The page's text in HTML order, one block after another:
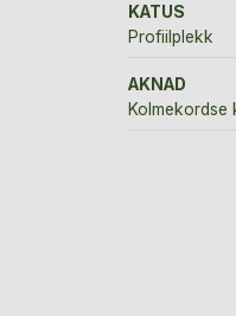
KATUS
Profiilplekk
AKNAD
Kolmekordse